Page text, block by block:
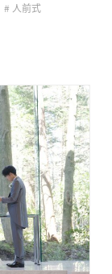
人前式